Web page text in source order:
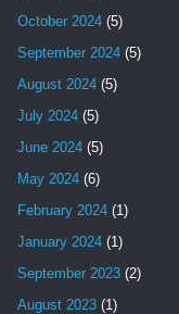
October 2024 (5)
September 2024 (5)
August 2024 (5)
July 2024 (5)
June 2024 (5)
May 2024 (6)
February 2024 (1)
January 2024 (1)
September 2023 (2)
August 2023 (1)